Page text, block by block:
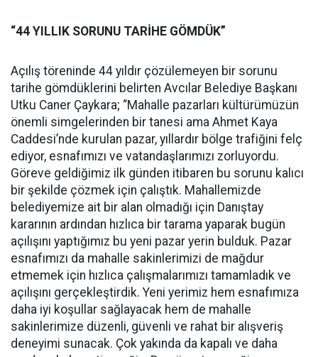
“44 YILLIK SORUNU TARİHE GÖMDÜK”
Açılış töreninde 44 yıldır çözülemeyen bir sorunu
tarihe gömdüklerini belirten Avcılar Belediye Başkanı
Utku Caner Çaykara; “Mahalle pazarları kültürümüzün
önemli simgelerinden bir tanesi ama Ahmet Kaya
Caddesi’nde kurulan pazar, yıllardır bölge trafiğini felç
ediyor, esnafımızı ve vatandaşlarımızı zorluyordu.
Göreve geldiğimiz ilk günden itibaren bu sorunu kalıcı
bir şekilde çözmek için çalıştık. Mahallemizde
belediyemize ait bir alan olmadığı için Danıştay
kararının ardından hızlıca bir tarama yaparak bugün
açılışını yaptığımız bu yeni pazar yerin bulduk. Pazar
esnafımızı da mahalle sakinlerimizi de mağdur
etmemek için hızlıca çalışmalarımızı tamamladık ve
açılışını gerçekleştirdik. Yeni yerimiz hem esnafımıza
daha iyi koşullar sağlayacak hem de mahalle
sakinlerimize düzenli, güvenli ve rahat bir alışveriş
deneyimi sunacak. Çok yakında da kapalı ve daha